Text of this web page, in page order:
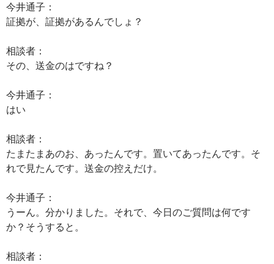
今井通子：
証拠が、証拠があるんでしょ？
相談者：
その、送金のはですね？
今井通子：
はい
相談者：
たまたまあのお、あったんです。置いてあったんです。そ
れで見たんです。送金の控えだけ。
今井通子：
うーん。分かりました。それで、今日のご質問は何です
か？そうすると。
相談者：